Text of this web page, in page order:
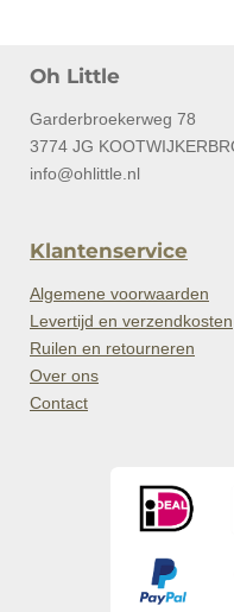
Oh Little
Garderbroekerweg 78
3774 JG
info@ohlittle.nl
Klantenservice
Algemene voorwaarden
Levertijd en verzendkosten
Ruilen en retourneren
Over ons
Contact